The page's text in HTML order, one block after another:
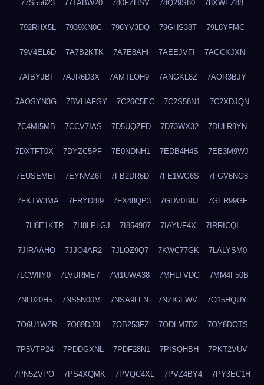
77S55623 77TABW20 780FZHSV 78Q29S80 78XWEZ88
792RHX5L 7939XN0C 796YV3DQ 79GHS38T 79L8YFMC
79V4EL6D 7A7B2KTK 7A7E8AHI 7AEEJVFI 7AGCKJXN
7AIBYJBI 7AJR6D3X 7AMTLOH9 7ANGKL8Z 7AOR3BJY
7AOSYN3G 7BVHAFGY 7C26C5EC 7C2S58N1 7C2XDJQN
7C4MI5MB 7CCV7IAS 7D5UQZFD 7D73WX32 7DULR9YN
7DXTFT0X 7DYZC5PF 7E0NDNH1 7EDB4H4S 7EE3M9WJ
7EUSEMEI 7EYNVZ6I 7FB2DR6D 7FE1WG6S 7FGV6NG8
7FKTW3MA 7FRYD8I9 7FX48QP3 7GDV0B8J 7GER99GF
7H8E1KTR 7H8LPLGJ 7I854907 7IAYUF4X 7IRRICQI
7JIRAAHO 7JJO4AR2 7JLOZ9Q7 7KWC77GK 7LALYSM0
7LCWIIY0 7LVURME7 7M1UWA38 7MHLTVDG 7MM4F50B
7NL020H5 7NS5N00M 7NSA9LFN 7NZIGFWV 7O15HQUY
7O6U1WZR 7O89DJ0L 7OB253FZ 7ODLM7D2 7OY8DOTS
7P5VTP24 7PDDGXNL 7PDF28N1 7PISQHBH 7PKT2VUV
7PN5ZVPO 7PS4XQMK 7PVQC4XL 7PVZ4BY4 7PY3EC1H